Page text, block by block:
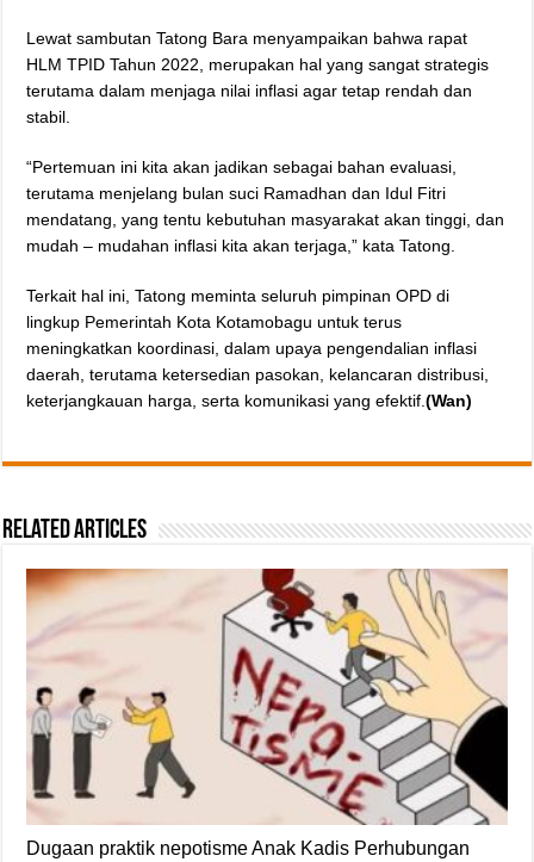
Lewat sambutan Tatong Bara menyampaikan bahwa rapat
HLM TPID Tahun 2022, merupakan hal yang sangat strategis
terutama dalam menjaga nilai inflasi agar tetap rendah dan
stabil.
“Pertemuan ini kita akan jadikan sebagai bahan evaluasi,
terutama menjelang bulan suci Ramadhan dan Idul Fitri
mendatang, yang tentu kebutuhan masyarakat akan tinggi, dan
mudah – mudahan inflasi kita akan terjaga,” kata Tatong.
Terkait hal ini, Tatong meminta seluruh pimpinan OPD di
lingkup Pemerintah Kota Kotamobagu untuk terus
meningkatkan koordinasi, dalam upaya pengendalian inflasi
daerah, terutama ketersedian pasokan, kelancaran distribusi,
keterjangkauan harga, serta komunikasi yang efektif.(Wan)
Related Articles
Dugaan praktik nepotisme Anak Kadis Perhubungan